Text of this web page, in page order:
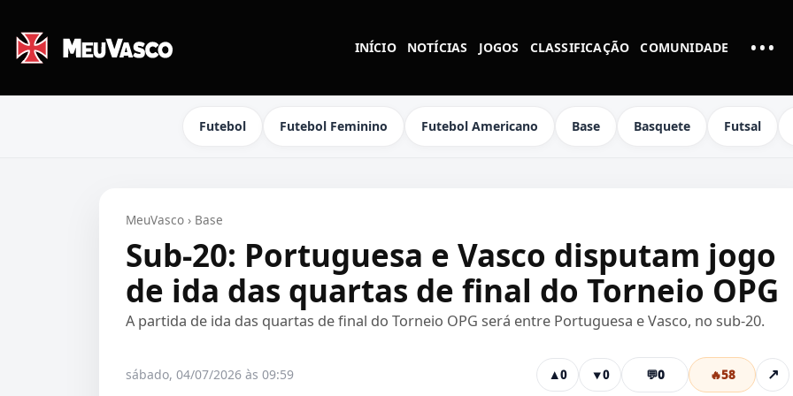
INÍCIO NOTÍCIAS JOGOS CLASSIFICAÇÃO COMUNIDADE •••
Futebol Futebol Feminino Futebol Americano Base Basquete Futsal
MeuVasco › Base
Sub-20: Portuguesa e Vasco disputam jogo
de ida das quartas de final do Torneio OPG
A partida de ida das quartas de final do Torneio OPG será entre Portuguesa e Vasco, no sub-20.
sábado, 04/07/2026 às 09:59 ▲0 ▼0 💬0 🔥58 ↗